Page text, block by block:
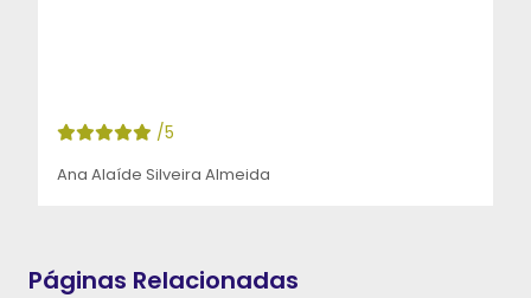
/5
Ana Alaíde Silveira Almeida
Páginas Relacionadas